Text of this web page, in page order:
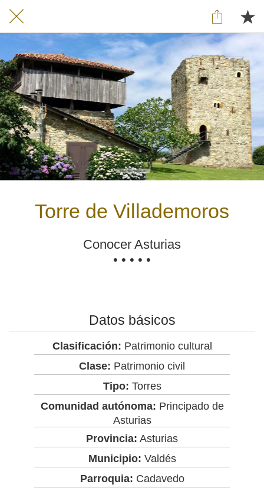
Torre de Villademoros
Conocer Asturias
• • • • •
Datos básicos
Clasificación: Patrimonio cultural
Clase: Patrimonio civil
Tipo: Torres
Comunidad autónoma: Principado de
Asturias
Provincia: Asturias
Municipio: Valdés
Parroquia: Cadavedo